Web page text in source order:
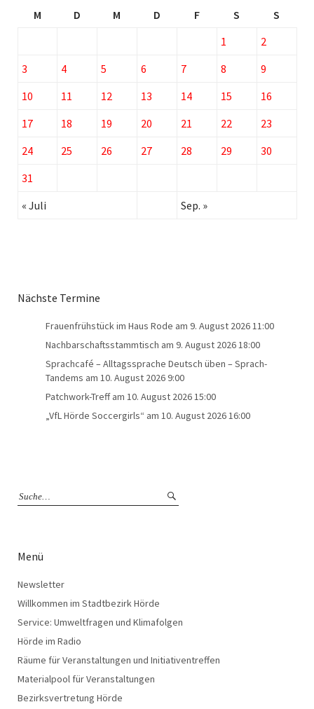
M D M D F S
S
1
2
3
4 5 6 7 8
9
10
11 12 13 14 15
16
17
18 19 20 21 22
23
24
25 26 27 28 29
30
31
« Juli
Sep. »
Nächste Termine
Frauenfrühstück im Haus Rode am 9. August 2026 11:00
Nachbarschaftsstammtisch am 9. August 2026 18:00
Sprachcafé – Alltagssprache Deutsch üben – Sprach-
Tandems am 10. August 2026 9:00
Patchwork-Treffam 10. August 2026 15:00
„VfL Hörde Soccergirls“ am 10. August 2026 16:00
Menü
Newsletter
Willkommen im Stadtbezirk Hörde
Service: Umweltfragen und Klimafolgen
Hörde im Radio
Räume für Veranstaltungen und Initiativentreffen
Materialpool für Veranstaltungen
Bezirksvertretung Hörde